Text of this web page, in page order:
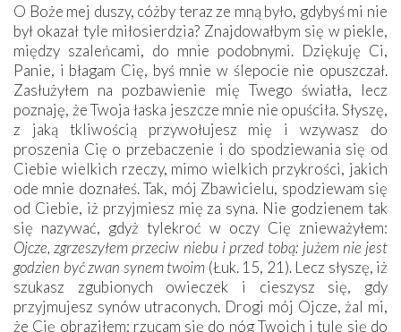
O Boże mej duszy, cóżby teraz ze mną było, gdybyś mi nie
był okazał tyle miłosierdzia? Znajdowałbym się w piekle,
między szaleńcami, do mnie podobnymi. Dziękuję Ci,
Panie, i błagam Cię, byś mnie w ślepocie nie opuszczał.
Zasłużyłem na pozbawienie mię Twego światła, lecz
poznaję, że Twoja łaska jeszcze mnie nie opuściła. Słyszę,
z jaką tkliwością przywołujesz mię i wzywasz do
proszenia Cię o przebaczenie i do spodziewania się od
Ciebie wielkich rzeczy, mimo wielkich przykrości, jakich
ode mnie doznałeś. Tak, mój Zbawicielu, spodziewam się
od Ciebie, iż przyjmiesz mię za syna. Nie godzienem tak
się nazywać, gdyż tylekroć w oczy Cię znieważyłem:
Ojcze, zgrzeszyłem przeciw niebu i przed tobą: jużem nie jest
godzien być zwan synem twoim (Łuk. 15, 21). Lecz słyszę, iż
szukasz zgubionych owieczek i cieszysz się, gdy
przyjmujesz synów utraconych. Drogi mój Ojcze, żal mi,
że Cię obraziłem; rzucam się do nóg Twoich i tulę się do